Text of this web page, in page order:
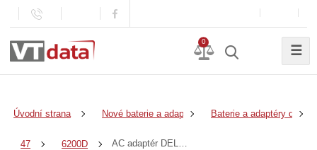
0
☰
Úvodní strana Nové baterie a adaptéry Baterie a adaptéry do
47 6200D AC adaptér DELL Latitude, Inspiron, ACER AcerNote - 20V/3,5A - 70W - (C8)